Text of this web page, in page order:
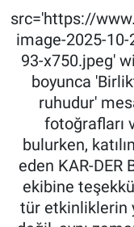
src='https://
image-2025-
93-x750.jpeg'
boyunca
ruhudur'
fotoğrafları
bulurken,
eden KAR-DER
ekibine
tür etkinliklerin